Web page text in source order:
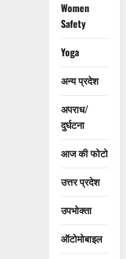
Women
Safety
Yoga
अन्य प्रदेश
अपराध/
दुर्घटना
आज की फोटो
उत्तर प्रदेश
उपभोक्ता
ऑटोमोबाइल